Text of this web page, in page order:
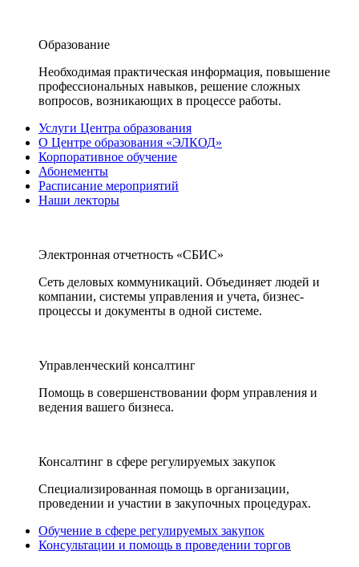
Образование
Необходимая практическая информация, повышение
профессиональных навыков, решение сложных
вопросов, возникающих в процессе работы.
Услуги Центра образования
О Центре образования «ЭЛКОД»
Корпоративное обучение
Абонементы
Расписание мероприятий
Наши лекторы
Электронная отчетность «СБИС»
Сеть деловых коммуникаций. Объединяет людей и
компании, системы управления и учета, бизнес-
процессы и документы в одной системе.
Управленческий консалтинг
Помощь в совершенствовании форм управления и
ведения вашего бизнеса.
Консалтинг в сфере регулируемых закупок
Специализированная помощь в организации,
проведении и участии в закупочных процедурах.
Обучение в сфере регулируемых закупок
Консультации и помощь в проведении торгов